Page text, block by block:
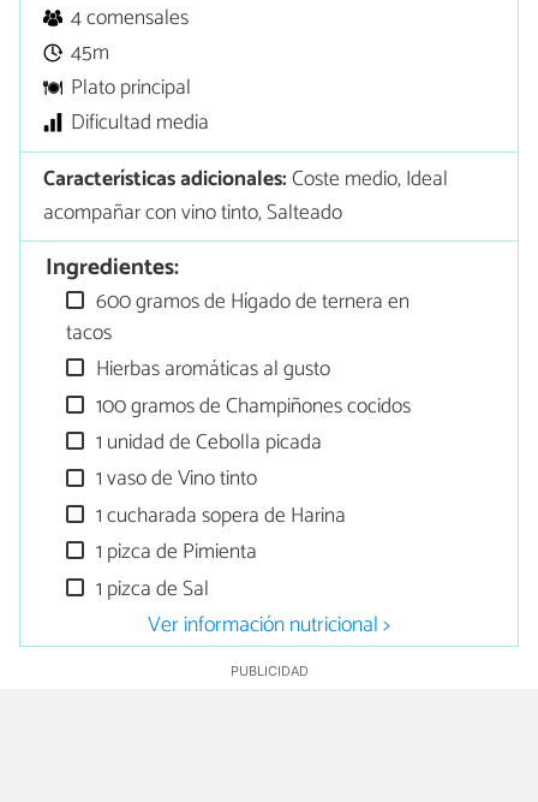
4 comensales
45m
Plato principal
Dificultad media
Características adicionales:Coste medio, Ideal
acompañar con vino tinto, Salteado
Ingredientes:
600 gramos de Hígado de ternera en
tacos
Hierbas aromáticas al gusto
100 gramos de Champiñones cocidos
1 unidad de Cebolla picada
1 vaso de Vino tinto
1 cucharada sopera de Harina
1 pizca de Pimienta
1 pizca de Sal
Ver información nutricional >